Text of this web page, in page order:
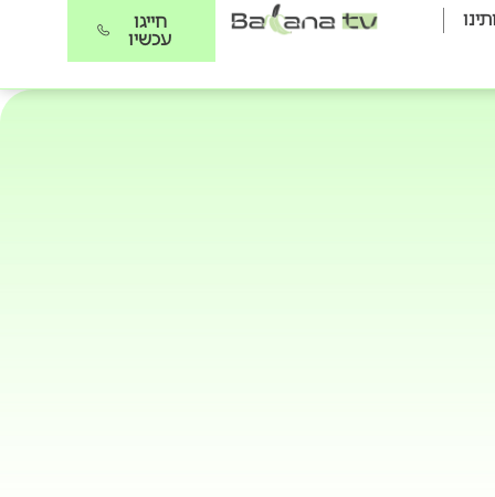
חייגו
עכשיו